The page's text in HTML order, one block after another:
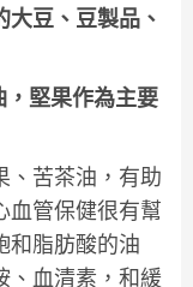
豆、豆製品、
堅果作為主要
、苦茶油，有助
血管保健很有幫
和脂肪酸的油
、血清素，和緩